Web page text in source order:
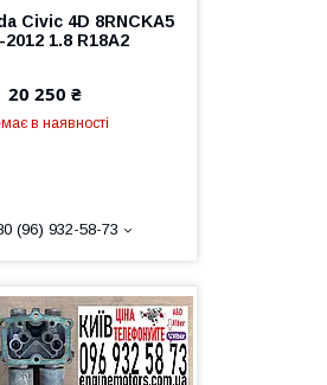
Civic 4D 8RNCKA5
2012 1.8 R18A2
20 250 ₴
в наявності
(96) 932-58-73